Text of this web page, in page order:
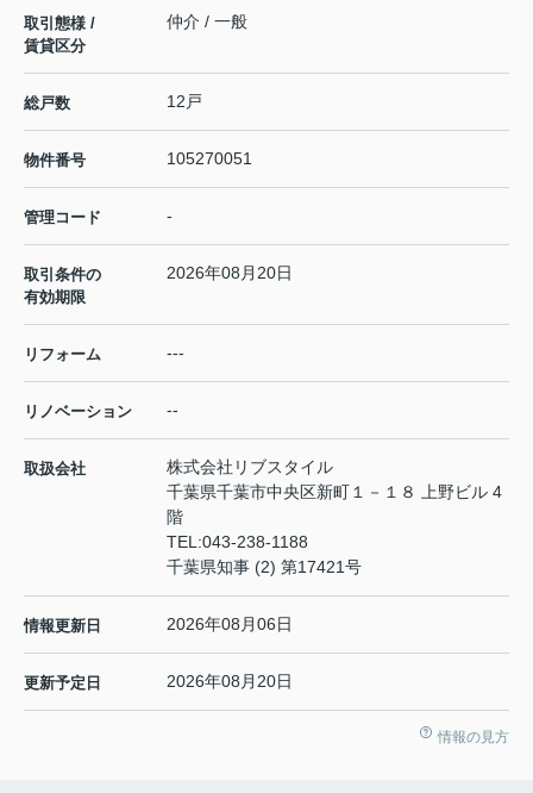
取引態様 /
賃貸区分
仲介 / 一般
総戸数 12戸
物件番号 105270051
管理コード -
取引条件の
有効期限
2026年08月20日
リフォーム ---
リノベーション --
取扱会社
株式会社リブスタイル
千葉県千葉市中央区新町１－１８ 上野ビル 4
階
TEL:043-238-1188
千葉県知事 (2) 第17421号
情報更新日 2026年08月06日
更新予定日 2026年08月20日
情報の見方